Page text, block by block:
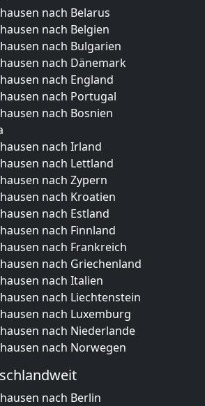
nach Belarus
nach Belgien
nach Bulgarien
nach Dänemark
nach England
nach Portugal
nach Bosnien
nach Irland
nach Lettland
nach Zypern
nach Kroatien
nach Estland
nach Finnland
nach Frankreich
nach Griechenland
nach Italien
nach Liechtenstein
nach Luxemburg
nach Niederlande
nach Norwegen
nach Berlin